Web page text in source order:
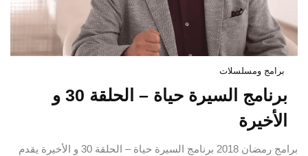
برامج ومسلسلات
برنامج السيرة حياة – الحلقة 30 و
الأخيرة
برامج رمضان 2018 برنامج السيرة حياة – الحلقة 30 و الأخيرة يقدم